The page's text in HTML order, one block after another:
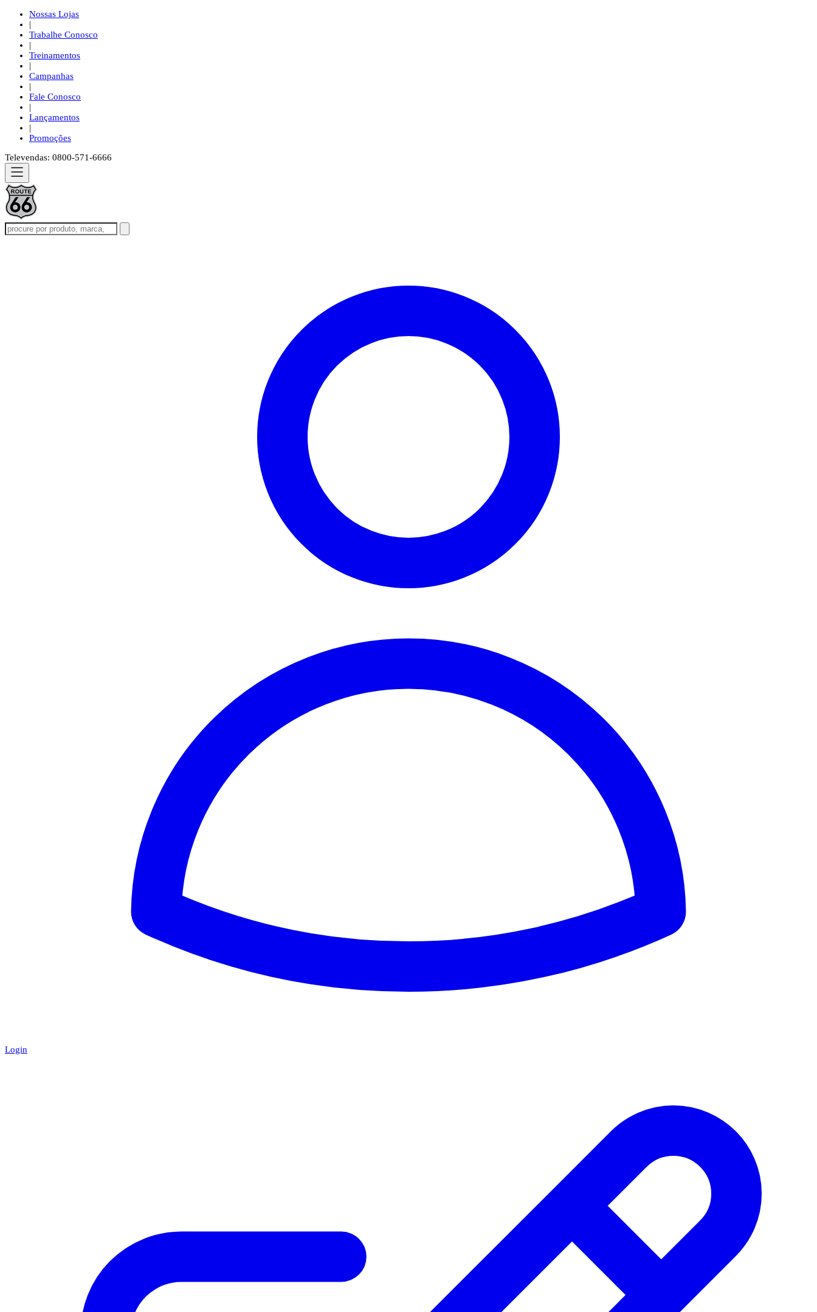
Nossas Lojas
|
Trabalhe Conosco
|
Treinamentos
|
Campanhas
|
Fale Conosco
|
Lançamentos
|
Promoções
Televendas: 0800-571-6666
Login